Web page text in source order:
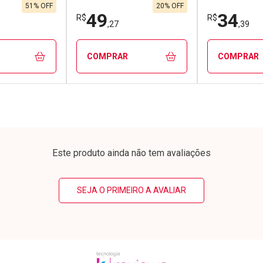
cada
cada
Por R$ 20,90/cada
Por R$ 20,90/cada
Por R$
Por R$
51% OFF
R$49,27
20% OFF
COMPRAR
R$34,39
COMPRAR
Este produto ainda não tem avaliações
SEJA O PRIMEIRO A AVALIAR